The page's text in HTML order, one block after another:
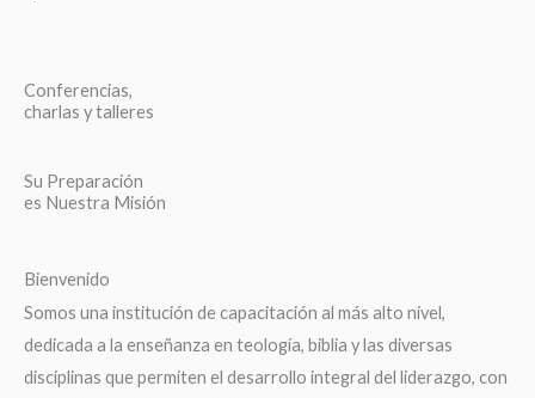
Conferencias,
charlas y talleres
Su Preparación
es Nuestra Misión
Bienvenido
Somos una institución de capacitación al más alto nivel,
dedicada a la enseñanza en teología, biblia y las diversas
disciplinas que permiten el desarrollo integral del liderazgo, con